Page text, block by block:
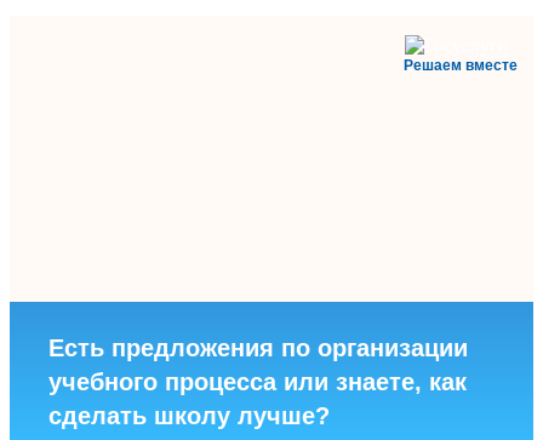
Решаем вместе
Есть предложения по организации
учебного процесса или знаете, как
сделать школу лучше?